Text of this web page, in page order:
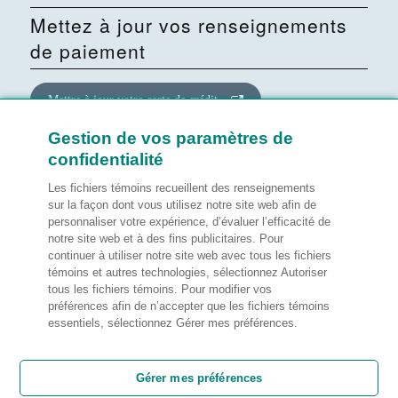
Mettez à jour vos renseignements
de paiement
Mettre à jour votre carte de crédit
Mettre à jour le consentement
quant au site Web
Gérer mes préférences
Notes légales
Gestion de vos paramètres de
confidentialité
Les fichiers témoins recueillent des renseignements
sur la façon dont vous utilisez notre site web afin de
personnaliser votre expérience, d’évaluer l’efficacité de
notre site web et à des fins publicitaires. Pour
continuer à utiliser notre site web avec tous les fichiers
témoins et autres technologies, sélectionnez Autoriser
tous les fichiers témoins. Pour modifier vos
préférences afin de n’accepter que les fichiers témoins
essentiels, sélectionnez Gérer mes préférences.
Gérer mes préférences